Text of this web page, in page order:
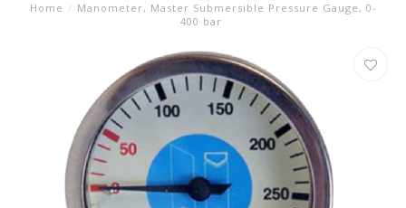
Home / Manometer, Master Submersible Pressure Gauge, 0-
400 bar